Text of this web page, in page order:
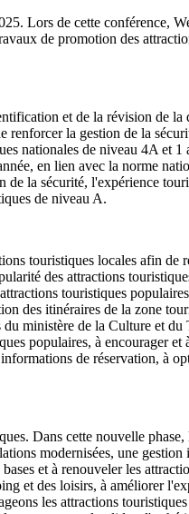
Lors de cette conférence,
de promotion des
et de la révision de la
la gestion de la
nationales de niveau 4A et
en lien avec la norme
la sécurité, l'expérience
de niveau A.
touristiques locales afin
des attractions
touristiques
des itinéraires de la zone
ministère de la Culture et
populaires, à encourager
de réservation, à
Dans cette nouvelle
modernisées, une
et à renouveler les
et des loisirs, à améliorer
les attractions